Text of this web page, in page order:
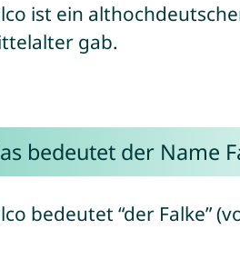
ist ein
gab.
bedeutet der Name
bedeutet “der Falke”